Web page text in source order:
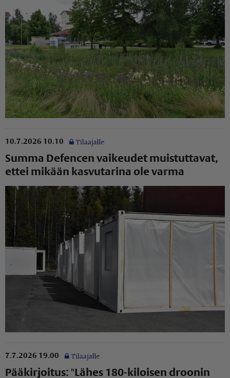
10.7.2026 10.10
Summa Defencen vaikeudet muistuttavat,
ettei mikään kasvutarina ole varma
7.7.2026 19.00
Pääkirjoitus: "Lähes 180-kiloisen droonin